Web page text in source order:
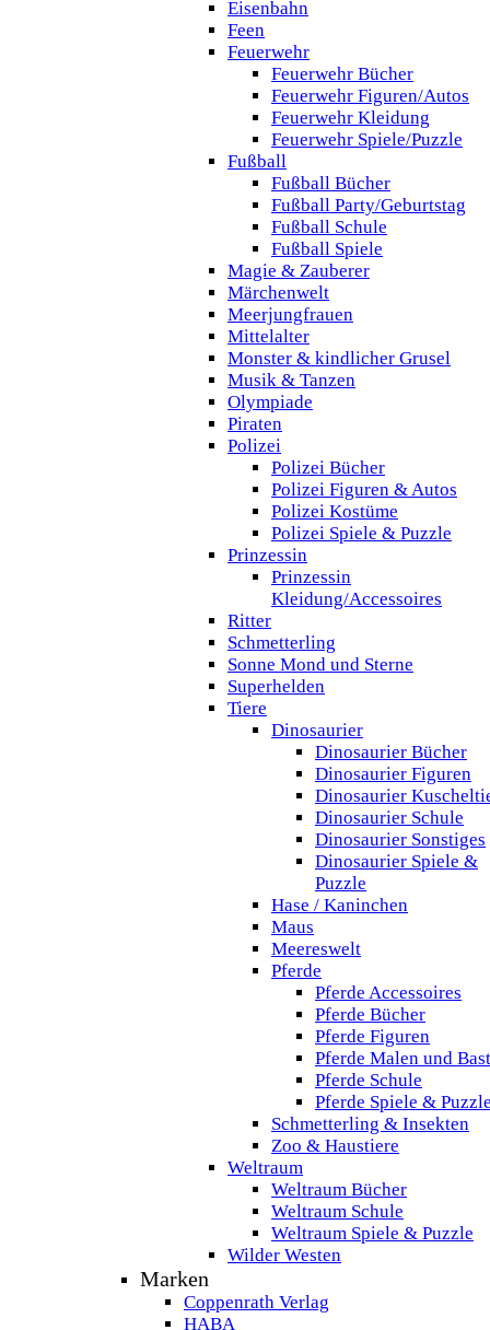
Eisenbahn
Feen
Feuerwehr
Feuerwehr Bücher
Feuerwehr Figuren/Autos
Feuerwehr Kleidung
Feuerwehr Spiele/Puzzle
Fußball
Fußball Bücher
Fußball Party/Geburtstag
Fußball Schule
Fußball Spiele
Magie & Zauberer
Märchenwelt
Meerjungfrauen
Mittelalter
Monster & kindlicher Grusel
Musik & Tanzen
Olympiade
Piraten
Polizei
Polizei Bücher
Polizei Figuren & Autos
Polizei Kostüme
Polizei Spiele & Puzzle
Prinzessin
Prinzessin
Kleidung/Accessoires
Ritter
Schmetterling
Sonne Mond und Sterne
Superhelden
Tiere
Dinosaurier
Dinosaurier Bücher
Dinosaurier Figuren
Dinosaurier
Dinosaurier Schule
Dinosaurier Sonstiges
Dinosaurier Spiele &
Puzzle
Hase / Kaninchen
Maus
Meereswelt
Pferde
Pferde Accessoires
Pferde Bücher
Pferde Figuren
Pferde Malen und
Pferde Schule
Pferde Spiele &
Schmetterling & Insekten
Zoo & Haustiere
Weltraum
Weltraum Bücher
Weltraum Schule
Weltraum Spiele & Puzzle
Wilder Westen
Marken
Coppenrath Verlag
HABA